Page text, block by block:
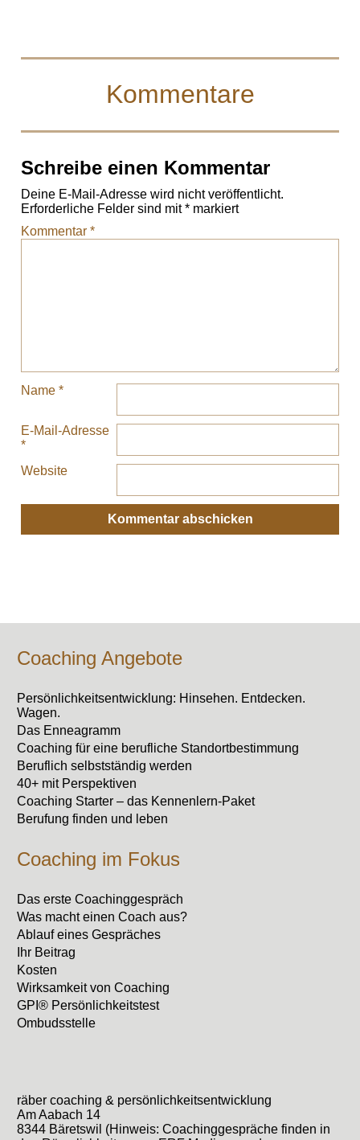
Kommentare
Schreibe einen Kommentar
Deine E-Mail-Adresse wird nicht veröffentlicht.
Erforderliche Felder sind mit* markiert
Kommentar*
Name*
E-Mail-Adresse
*
Website
Coaching Angebote
Persönlichkeitsentwicklung: Hinsehen. Entdecken.
Wagen.
Das Enneagramm
Coaching für eine berufliche Standortbestimmung
Beruflich selbstständig werden
40+ mit Perspektiven
Coaching Starter – das Kennenlern-Paket
Berufung finden und leben
Coaching im Fokus
Das erste Coachinggespräch
Was macht einen Coach aus?
Ablauf eines Gespräches
Ihr Beitrag
Kosten
Wirksamkeit von Coaching
GPI® Persönlichkeitstest
Ombudsstelle
räber coaching & persönlichkeitsentwicklung
Am Aabach 14
8344 Bäretswil (Hinweis: Coachinggespräche finden in